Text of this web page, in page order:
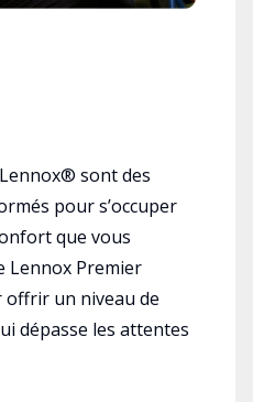
sont des
pour s’occuper
que vous
Lennox Premier
un niveau de
dépasse les attentes